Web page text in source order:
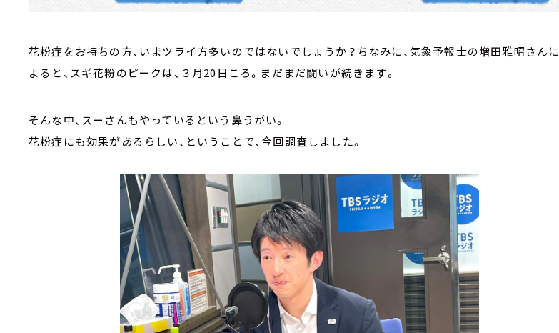
花粉症をお持ちの方、いまツライ方多いのではないでしょうか？ちなみに、気象予報士の増田雅昭さんに
よると、スギ花粉のピークは、３月20日ころ。まだまだ闘いが続きます。
そんな中、スーさんもやっているという鼻うがい。
花粉症にも効果があるらしい、ということで、今回調査しました。